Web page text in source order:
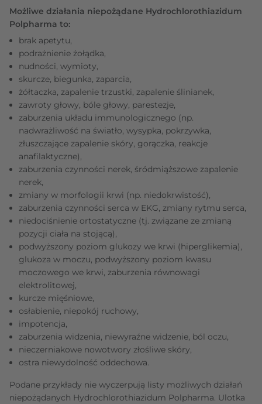
Możliwe działania niepożądane Hydrochlorothiazidum
Polpharma to:
brak apetytu,
podrażnienie żołądka,
nudności, wymioty,
skurcze, biegunka, zaparcia,
żółtaczka, zapalenie trzustki, zapalenie ślinianek,
zawroty głowy, bóle głowy, parestezje,
zaburzenia układu immunologicznego (np.
nadwrażliwość na światło, wysypka, pokrzywka,
złuszczające zapalenie skóry, gorączka, reakcje
anafilaktyczne),
zaburzenia czynności nerek, śródmiąższowe zapalenie
nerek,
zmiany w morfologii krwi (np. niedokrwistość),
zaburzenia czynności serca w EKG, zmiany rytmu serca,
niedociśnienie ortostatyczne (tj. związane ze zmianą
pozycji ciała na stojącą),
podwyższony poziom glukozy we krwi (hiperglikemia),
glukoza w moczu, podwyższony poziom kwasu
moczowego we krwi, zaburzenia równowagi
elektrolitowej,
kurcze mięśniowe,
osłabienie, niepokój ruchowy,
impotencja,
zaburzenia widzenia, niewyraźne widzenie, ból oczu,
nieczerniakowe nowotwory złośliwe skóry,
ostra niewydolność oddechowa.
Podane przykłady nie wyczerpują listy możliwych działań
niepożądanych Hydrochlorothiazidum Polpharma. Ulotka